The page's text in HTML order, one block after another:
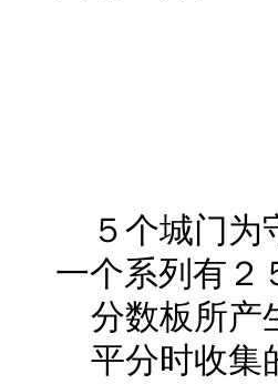
５个城门为
一个系列有
分数板所产
平分时收集